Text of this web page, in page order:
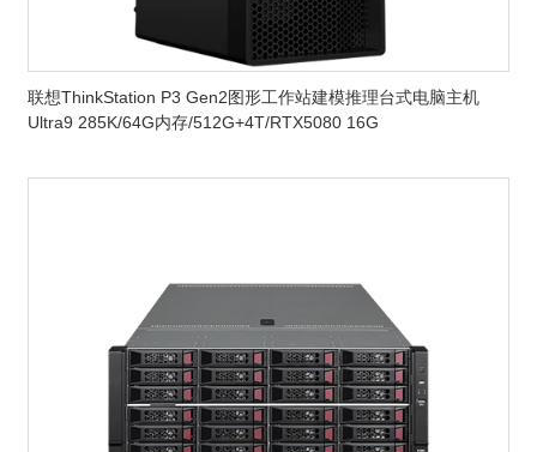
联想ThinkStation P3 Gen2图形工作站建模推理台式电脑主机
Ultra9 285K/64G内存/512G+4T/RTX5080 16G